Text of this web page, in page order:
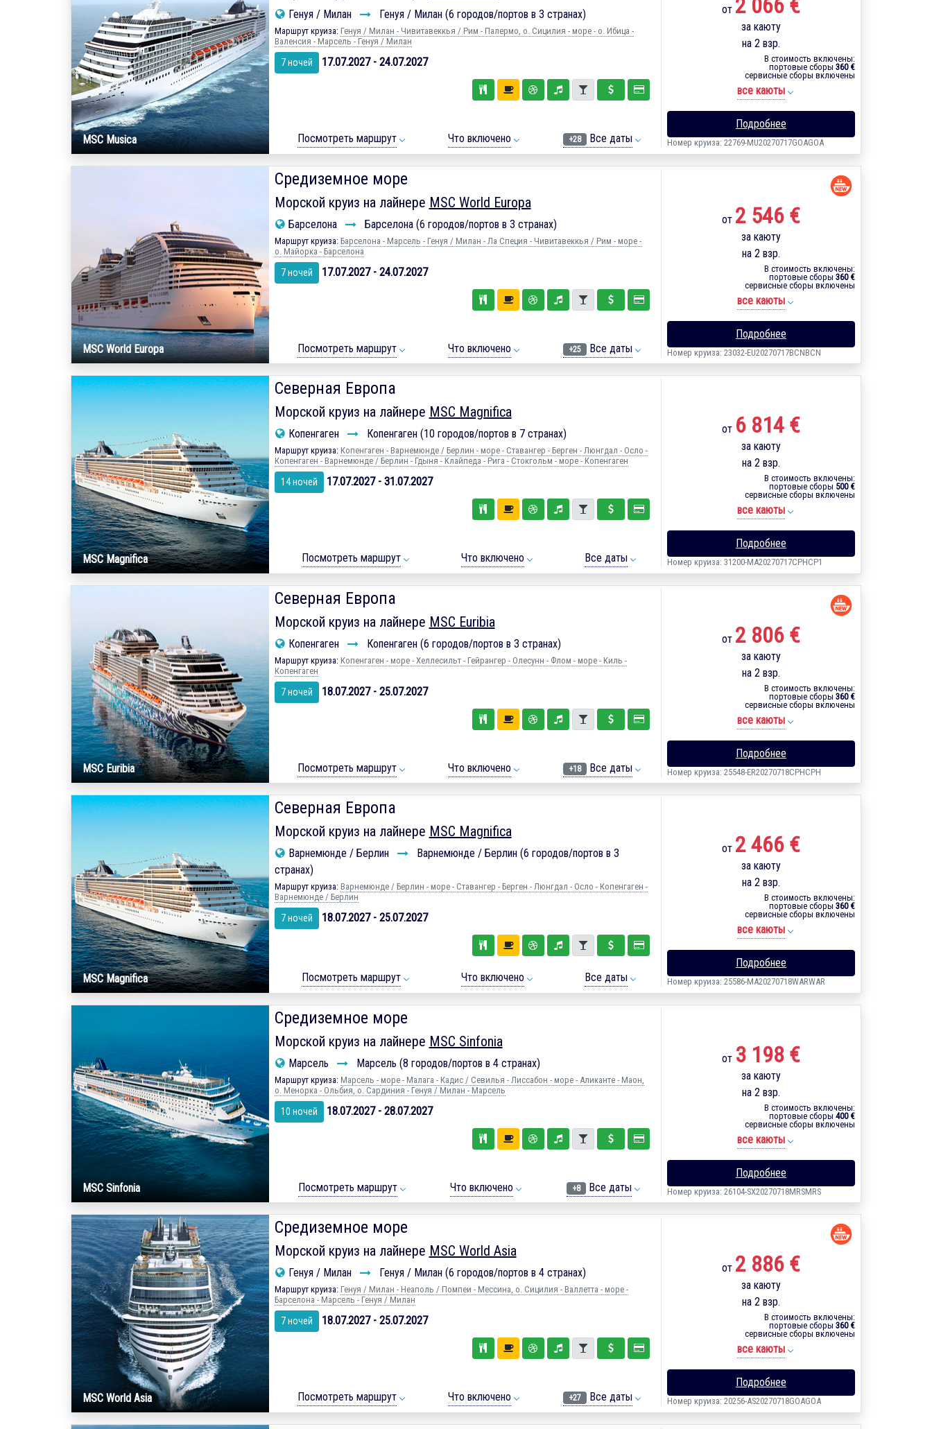
MSC Musica
Генуя / Милан Генуя / Милан (6 городов/портов в 3 странах)
Маршрут круиза: Генуя / Милан - Чивитавеккья / Рим - Палермо, о. Сицилия - море - о. Ибица -
Валенсия - Марсель - Генуя / Милан
7 ночей 17.07.2027 - 24.07.2027
Посмотреть маршрут Что включено +28 Все даты
от 2 066 €
за каюту
на 2 взр.
В стоимость включены:
портовые сборы 360 €
сервисные сборы включены
все каюты
Подробнее
Номер круиза: 22769-MU20270717GOAGOA
MSC World Europa
Средиземное море
Морской круиз на лайнере MSC World Europa
Барселона Барселона (6 городов/портов в 3 странах)
Маршрут круиза: Барселона - Марсель - Генуя / Милан - Ла Специя - Чивитавеккья / Рим - море -
о. Майорка - Барселона
7 ночей 17.07.2027 - 24.07.2027
Посмотреть маршрут Что включено +25 Все даты
от 2 546 €
за каюту
на 2 взр.
В стоимость включены:
портовые сборы 360 €
сервисные сборы включены
все каюты
Подробнее
Номер круиза: 23032-EU20270717BCNBCN
MSC Magnifica
Северная Европа
Морской круиз на лайнере MSC Magnifica
Копенгаген Копенгаген (10 городов/портов в 7 странах)
Маршрут круиза: Копенгаген - Варнемюнде / Берлин - море - Ставангер - Берген - Люнгдал - Осло -
Копенгаген - Варнемюнде / Берлин - Гдыня - Клайпеда - Рига - Стокгольм - море - Копенгаген
14 ночей 17.07.2027 - 31.07.2027
Посмотреть маршрут Что включено Все даты
от 6 814 €
за каюту
на 2 взр.
В стоимость включены:
портовые сборы 500 €
сервисные сборы включены
все каюты
Подробнее
Номер круиза: 31200-MA20270717CPHCP1
MSC Euribia
Северная Европа
Морской круиз на лайнере MSC Euribia
Копенгаген Копенгаген (6 городов/портов в 3 странах)
Маршрут круиза: Копенгаген - море - Хеллесильт - Гейрангер - Олесунн - Флом - море - Киль -
Копенгаген
7 ночей 18.07.2027 - 25.07.2027
Посмотреть маршрут Что включено +18 Все даты
от 2 806 €
за каюту
на 2 взр.
В стоимость включены:
портовые сборы 360 €
сервисные сборы включены
все каюты
Подробнее
Номер круиза: 25548-ER20270718CPHCPH
MSC Magnifica
Северная Европа
Морской круиз на лайнере MSC Magnifica
Варнемюнде / Берлин
Варнемюнде / Берлин (6 городов/портов в 3
странах)
Маршрут круиза: Варнемюнде / Берлин - море - Ставангер - Берген - Люнгдал - Осло - Копенгаген -
Варнемюнде / Берлин
7 ночей 18.07.2027 - 25.07.2027
Посмотреть маршрут Что включено Все даты
от 2 466 €
за каюту
на 2 взр.
В стоимость включены:
портовые сборы 360 €
сервисные сборы включены
все каюты
Подробнее
Номер круиза: 25586-MA20270718WARWAR
MSC Sinfonia
Средиземное море
Морской круиз на лайнере MSC Sinfonia
Марсель Марсель (8 городов/портов в 4 странах)
Маршрут круиза: Марсель - море - Малага - Кадиc / Севилья - Лиссабон - море - Аликанте - Маон,
о. Менорка - Ольбия, о. Сардиния - Генуя / Милан - Марсель
10 ночей 18.07.2027 - 28.07.2027
Посмотреть маршрут Что включено +8 Все даты
от 3 198 €
за каюту
на 2 взр.
В стоимость включены:
портовые сборы 400 €
сервисные сборы включены
все каюты
Подробнее
Номер круиза: 26104-SX20270718MRSMRS
MSC World Asia
Средиземное море
Морской круиз на лайнере MSC World Asia
Генуя / Милан Генуя / Милан (6 городов/портов в 4 странах)
Маршрут круиза: Генуя / Милан - Неаполь / Помпеи - Мессина, о. Сицилия - Валлетта - море -
Барселона - Марсель - Генуя / Милан
7 ночей 18.07.2027 - 25.07.2027
Посмотреть маршрут Что включено +27 Все даты
от 2 886 €
за каюту
на 2 взр.
В стоимость включены:
портовые сборы 360 €
сервисные сборы включены
все каюты
Подробнее
Номер круиза: 20256-AS20270718GOAGOA